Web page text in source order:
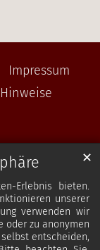
Erlebnis bieten.
unserer
verwenden wir
oder zu anonymen
entscheiden,
✕
Impressum